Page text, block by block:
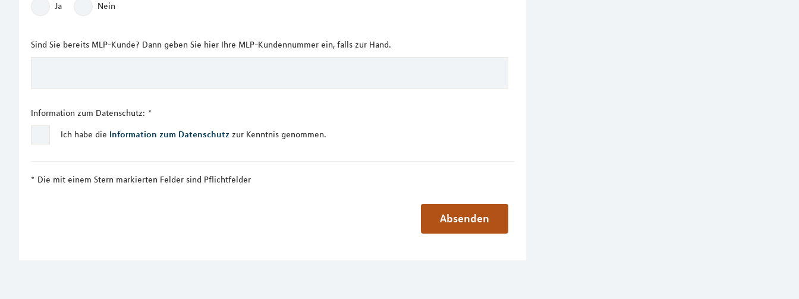
Ja
Nein
Sind Sie bereits MLP-Kunde? Dann geben Sie hier Ihre MLP-Kundennummer ein, falls zur Hand.
Information zum Datenschutz: *
Ich habe die Information zum Datenschutz zur Kenntnis genommen.
Die mit einem Stern markierten Felder sind Pflichtfelder